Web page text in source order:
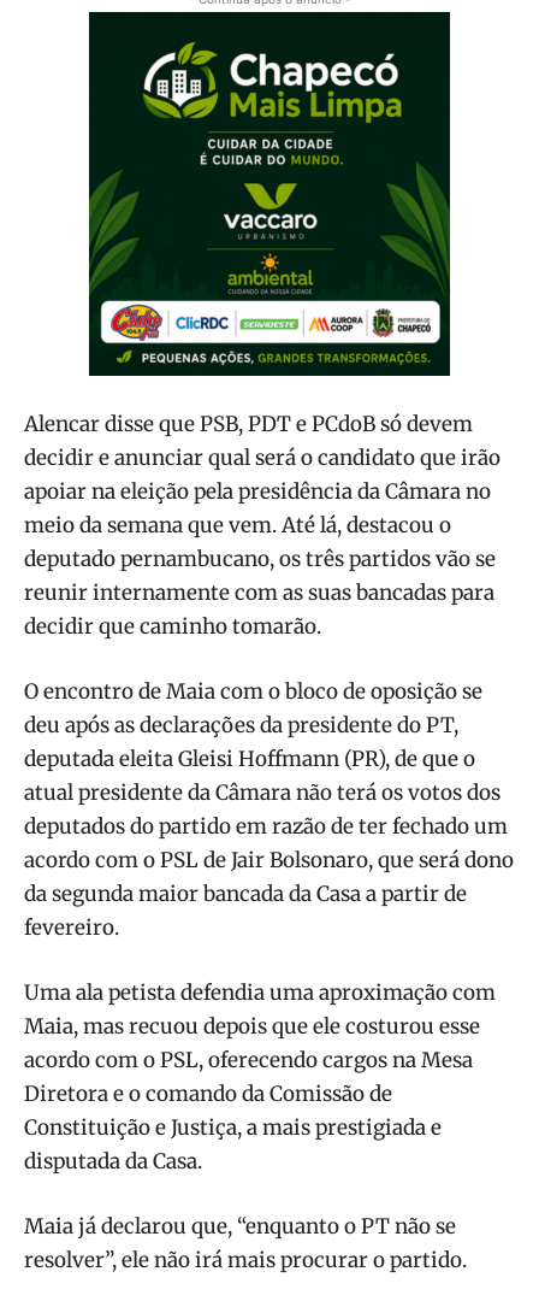
Alencar disse que PSB, PDT e PCdoB só devem
decidir e anunciar qual será o candidato que irão
apoiar na eleição pela presidência da Câmara no
meio da semana que vem. Até lá, destacou o
deputado pernambucano, os três partidos vão se
reunir internamente com as suas bancadas para
decidir que caminho tomarão.
O encontro de Maia com o bloco de oposição se
deu após as declarações da presidente do PT,
deputada eleita Gleisi Hoffmann (PR), de que o
atual presidente da Câmara não terá os votos dos
deputados do partido em razão de ter fechado um
acordo com o PSL de Jair Bolsonaro, que será dono
da segunda maior bancada da Casa a partir de
fevereiro.
Uma ala petista defendia uma aproximação com
Maia, mas recuou depois que ele costurou esse
acordo com o PSL, oferecendo cargos na Mesa
Diretora e o comando da Comissão de
Constituição e Justiça, a mais prestigiada e
disputada da Casa.
Maia já declarou que, “enquanto o PT não se
resolver”, ele não irá mais procurar o partido.